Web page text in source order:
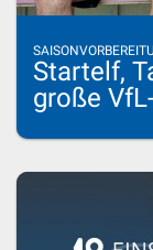
Startelf,
große